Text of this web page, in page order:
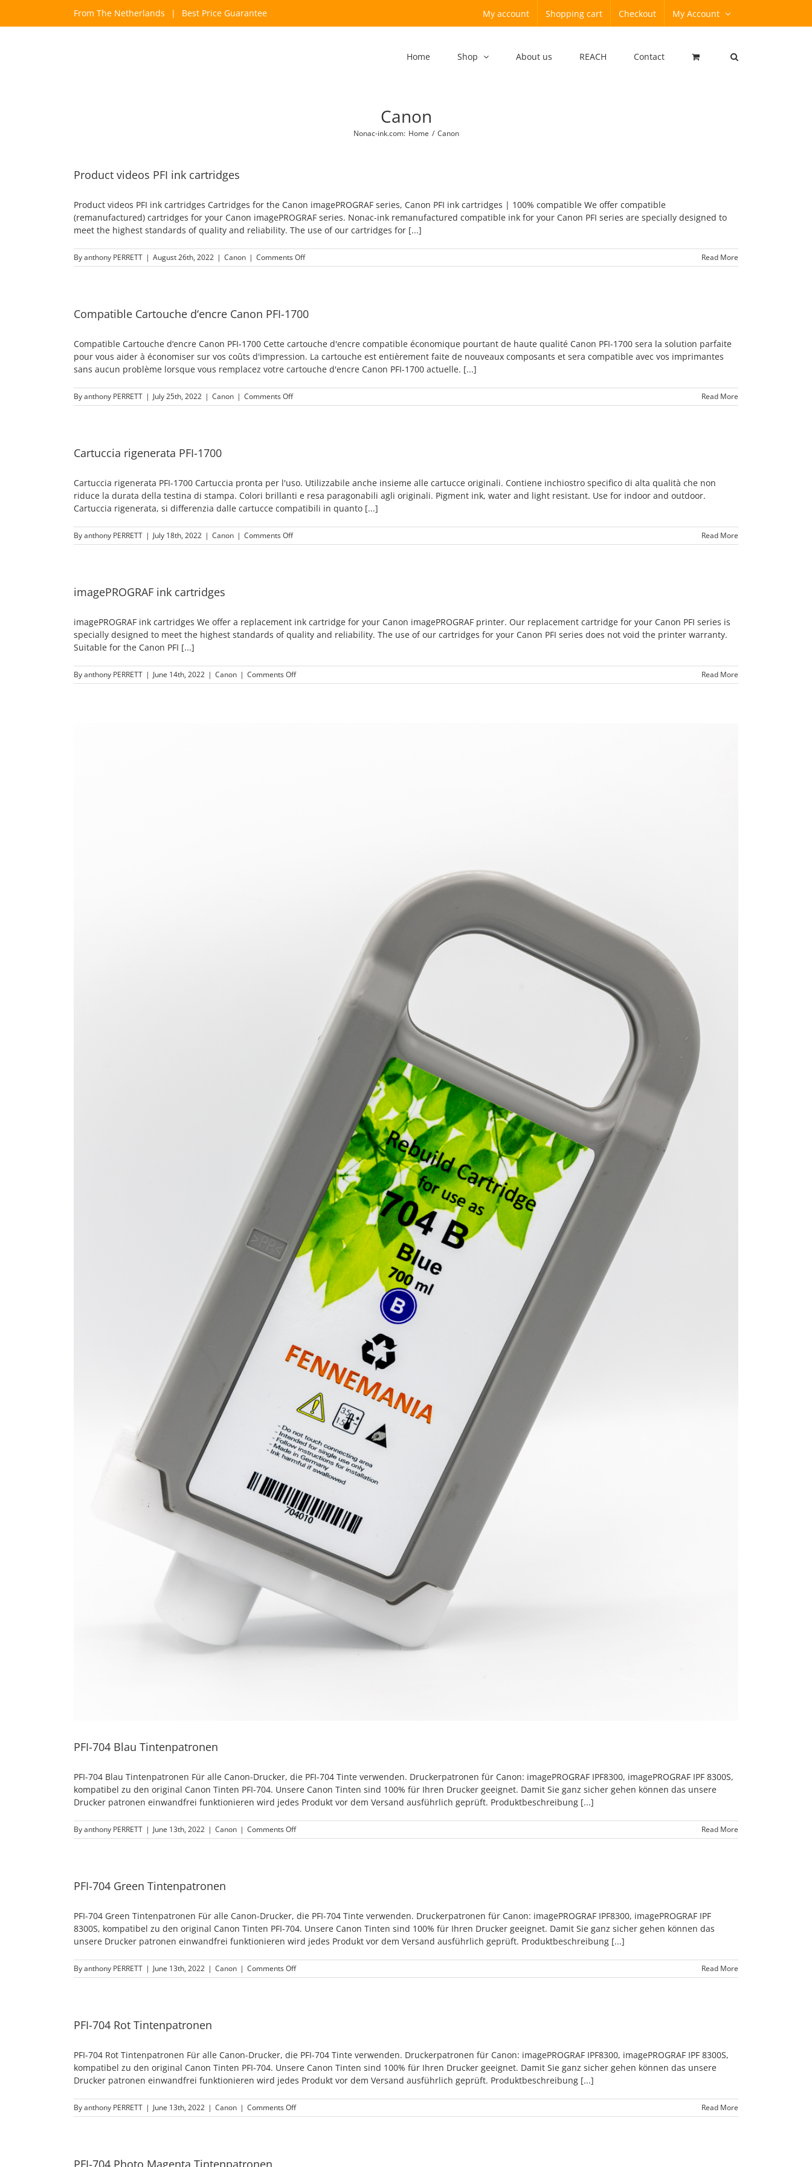
From The Netherlands | Best Price Guarantee My account Shopping cart Checkout My Account
Home Shop About us REACH Contact
Canon
Nonac-ink.com: Home / Canon
Product videos PFI ink cartridges
Product videos PFI ink cartridges Cartridges for the Canon imagePROGRAF series, Canon PFI ink cartridges | 100% compatible We offer compatible
(remanufactured) cartridges for your Canon imagePROGRAF series. Nonac-ink remanufactured compatible ink for your Canon PFI series are specially designed to
meet the highest standards of quality and reliability. The use of our cartridges for [...]
Byanthony PERRETT | August 26th, 2022 | Canon | Comments Offon
Product
cartridges
Read More
Compatible Cartouche d‘encre Canon PFI-1700
Compatible Cartouche d‘encre Canon PFI-1700 Cette cartouche d'encre compatible économique pourtant de haute qualité Canon PFI-1700 sera la solution parfaite
pour vous aider à économiser sur vos coûts d'impression. La cartouche est entièrement faite de nouveaux composants et sera compatible avec vos imprimantes
sans aucun problème lorsque vous remplacez votre cartouche d'encre Canon PFI-1700 actuelle. [...]
Byanthony PERRETT | July 25th, 2022 | Canon | Comments Offon
Compatible
Read More
Cartuccia rigenerata PFI-1700
Cartuccia rigenerata PFI-1700 Cartuccia pronta per l'uso. Utilizzabile anche insieme alle cartucce originali. Contiene inchiostro specifico di alta qualità che non
riduce la durata della testina di stampa. Colori brillanti e resa paragonabili agli originali. Pigment ink, water and light resistant. Use for indoor and outdoor.
Cartuccia rigenerata, si differenzia dalle cartucce compatibili in quanto [...]
Byanthony PERRETT | July 18th, 2022 | Canon | Comments Offon
Cartuccia
Read More
imagePROGRAF ink cartridges
imagePROGRAF ink cartridges We offer a replacement ink cartridge for your Canon imagePROGRAF printer. Our replacement cartridge for your Canon PFI series is
specially designed to meet the highest standards of quality and reliability. The use of our cartridges for your Canon PFI series does not void the printer warranty.
Suitable for the Canon PFI [...]
Byanthony PERRETT | June 14th, 2022 | Canon | Comments Offon
imagePROGRAF
Read More
PFI-704 Blau Tintenpatronen
PFI-704 Blau Tintenpatronen Für alle Canon-Drucker, die PFI-704 Tinte verwenden. Druckerpatronen für Canon: imagePROGRAF IPF8300, imagePROGRAF IPF 8300S,
kompatibel zu den original Canon Tinten PFI-704. Unsere Canon Tinten sind 100% für Ihren Drucker geeignet. Damit Sie ganz sicher gehen können das unsere
Drucker patronen einwandfrei funktionieren wird jedes Produkt vor dem Versand ausführlich geprüft. Produktbeschreibung [...]
Byanthony PERRETT | June 13th, 2022 | Canon | Comments Offon
PFI-
Read More
PFI-704 Green Tintenpatronen
PFI-704 Green Tintenpatronen Für alle Canon-Drucker, die PFI-704 Tinte verwenden. Druckerpatronen für Canon: imagePROGRAF IPF8300, imagePROGRAF IPF
8300S, kompatibel zu den original Canon Tinten PFI-704. Unsere Canon Tinten sind 100% für Ihren Drucker geeignet. Damit Sie ganz sicher gehen können das
unsere Drucker patronen einwandfrei funktionieren wird jedes Produkt vor dem Versand ausführlich geprüft. Produktbeschreibung [...]
Byanthony PERRETT | June 13th, 2022 | Canon | Comments Offon
PFI-
Read More
PFI-704 Rot Tintenpatronen
PFI-704 Rot Tintenpatronen Für alle Canon-Drucker, die PFI-704 Tinte verwenden. Druckerpatronen für Canon: imagePROGRAF IPF8300, imagePROGRAF IPF 8300S,
kompatibel zu den original Canon Tinten PFI-704. Unsere Canon Tinten sind 100% für Ihren Drucker geeignet. Damit Sie ganz sicher gehen können das unsere
Drucker patronen einwandfrei funktionieren wird jedes Produkt vor dem Versand ausführlich geprüft. Produktbeschreibung [...]
Byanthony PERRETT | June 13th, 2022 | Canon | Comments Offon
PFI-
Read More
PFI-704 Photo Magenta Tintenpatronen